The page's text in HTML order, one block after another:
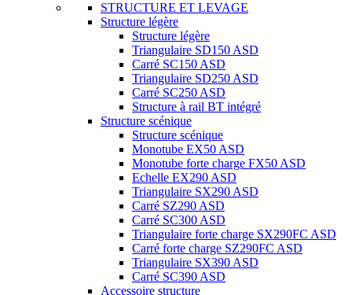
STRUCTURE ET LEVAGE
Structure légère
Structure légère
Triangulaire SD150 ASD
Carré SC150 ASD
Triangulaire SD250 ASD
Carré SC250 ASD
Structure à rail BT intégré
Structure scénique
Structure scénique
Monotube EX50 ASD
Monotube forte charge FX50 ASD
Echelle EX290 ASD
Triangulaire SX290 ASD
Carré SZ290 ASD
Carré SC300 ASD
Triangulaire forte charge SX290FC ASD
Carré forte charge SZ290FC ASD
Triangulaire SX390 ASD
Carré SC390 ASD
Accessoire structure